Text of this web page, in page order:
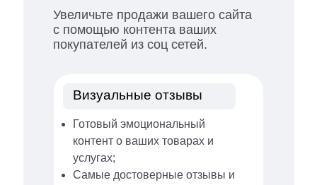
Готовый эмоциональный
контент о ваших товарах и
услугах;
Самые достоверные отзывы и
Визуальные отзывы
Увеличьте продажи вашего сайта
с помощью контента ваших
покупателей из соц сетей.